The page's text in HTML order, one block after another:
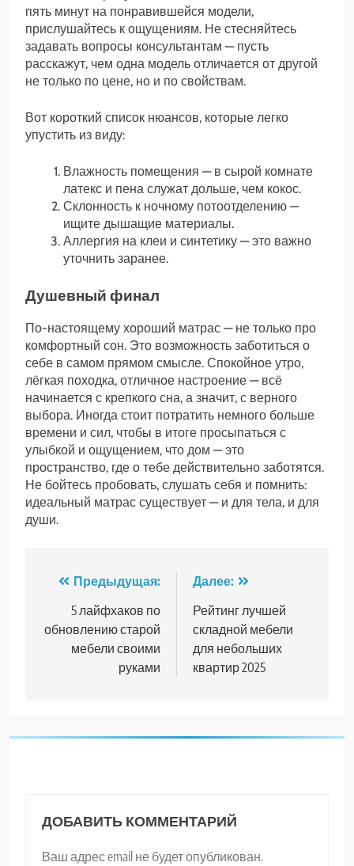
пять минут на понравившейся модели,
прислушайтесь к ощущениям. Не стесняйтесь
задавать вопросы консультантам — пусть
расскажут, чем одна модель отличается от другой
не только по цене, но и по свойствам.
Вот короткий список нюансов, которые легко
упустить из виду:
Влажность помещения — в сырой комнате
латекс и пена служат дольше, чем кокос.
Склонность к ночному потоотделению —
ищите дышащие материалы.
Аллергия на клеи и синтетику — это важно
уточнить заранее.
Душевный финал
По-настоящему хороший матрас — не только про
комфортный сон. Это возможность заботиться о
себе в самом прямом смысле. Спокойное утро,
лёгкая походка, отличное настроение — всё
начинается с крепкого сна, а значит, с верного
выбора. Иногда стоит потратить немного больше
времени и сил, чтобы в итоге просыпаться с
улыбкой и ощущением, что дом — это
пространство, где о тебе действительно заботятся.
Не бойтесь пробовать, слушать себя и помнить:
идеальный матрас существует — и для тела, и для
души.
Навигация
записям
Предыдущая:
5 лайфхаков по
обновлению старой
мебели своими
руками
Далее:
Рейтинг лучшей
складной мебели
для небольших
квартир 2025
ДОБАВИТЬ КОММЕНТАРИЙ
Ваш адрес email не будет опубликован.